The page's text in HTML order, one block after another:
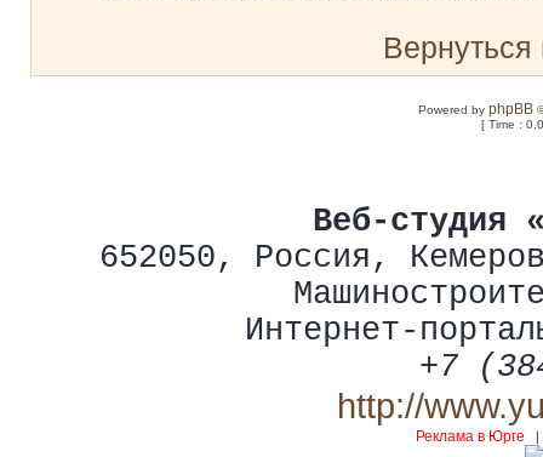
Вернуться
Powered byphpBB
[ Time :
Веб-студия
652050, Россия ,
Интернет-
+7
http://
Реклама в Юрге